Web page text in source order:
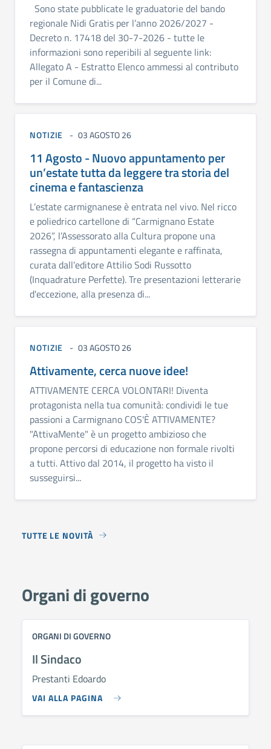
Sono state pubblicate le graduatorie del bando
regionale Nidi Gratis per l’anno 2026/2027 -
Decreto n. 17418 del 30-7-2026 - tutte le
informazioni sono reperibili al seguente link:
Allegato A - Estratto Elenco ammessi al contributo
per il Comune di...
NOTIZIE 03 AGOSTO 26
11 Agosto - Nuovo appuntamento per
un’estate tutta da leggere tra storia del
cinema e fantascienza
L’estate carmignanese è entrata nel vivo. Nel ricco
e poliedrico cartellone di “Carmignano Estate
2026”, l’Assessorato alla Cultura propone una
rassegna di appuntamenti elegante e raffinata,
curata dall’editore Attilio Sodi Russotto
(Inquadrature Perfette). Tre presentazioni letterarie
d'eccezione, alla presenza di...
NOTIZIE 03 AGOSTO 26
Attivamente, cerca nuove idee!
ATTIVAMENTE CERCA VOLONTARI! Diventa
protagonista nella tua comunità: condividi le tue
passioni a Carmignano COS'È ATTIVAMENTE?
"AttivaMente" è un progetto ambizioso che
propone percorsi di educazione non formale rivolti
a tutti. Attivo dal 2014, il progetto ha visto il
susseguirsi...
TUTTE LE NOVITÀ
Organi di governo
ORGANI DI GOVERNO
Il Sindaco
Prestanti Edoardo
VAI ALLA PAGINA